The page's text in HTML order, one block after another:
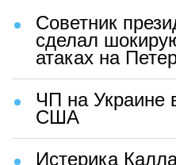
Советник
сделал
атаках на
ЧП на Украине
США
Истерика